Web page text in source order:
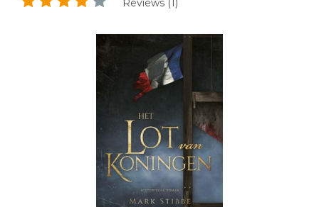
Reviews (1)
Schrijf hieronder je review!